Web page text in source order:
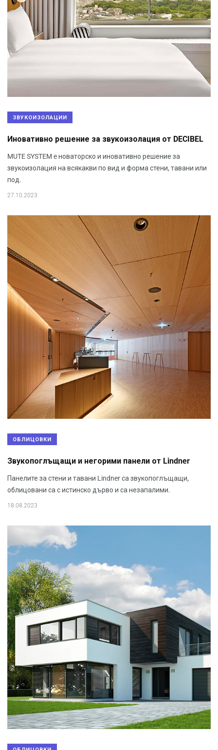
ЗВУКОИЗОЛАЦИИ
Иновативно решение за звукоизолация от DECIBEL
MUTE SYSTEM e новаторско и иновативно решение за
звукоизолация на всякакви по вид и форма стени, тавани или
под.
27.10.2023
ОБЛИЦОВКИ
Звукопоглъщащи и негорими панели от Lindner
Панелите за стени и тавани Lindner са звукопоглъщащи,
облицовани са с истинско дърво и са незапалими.
18.08.2023